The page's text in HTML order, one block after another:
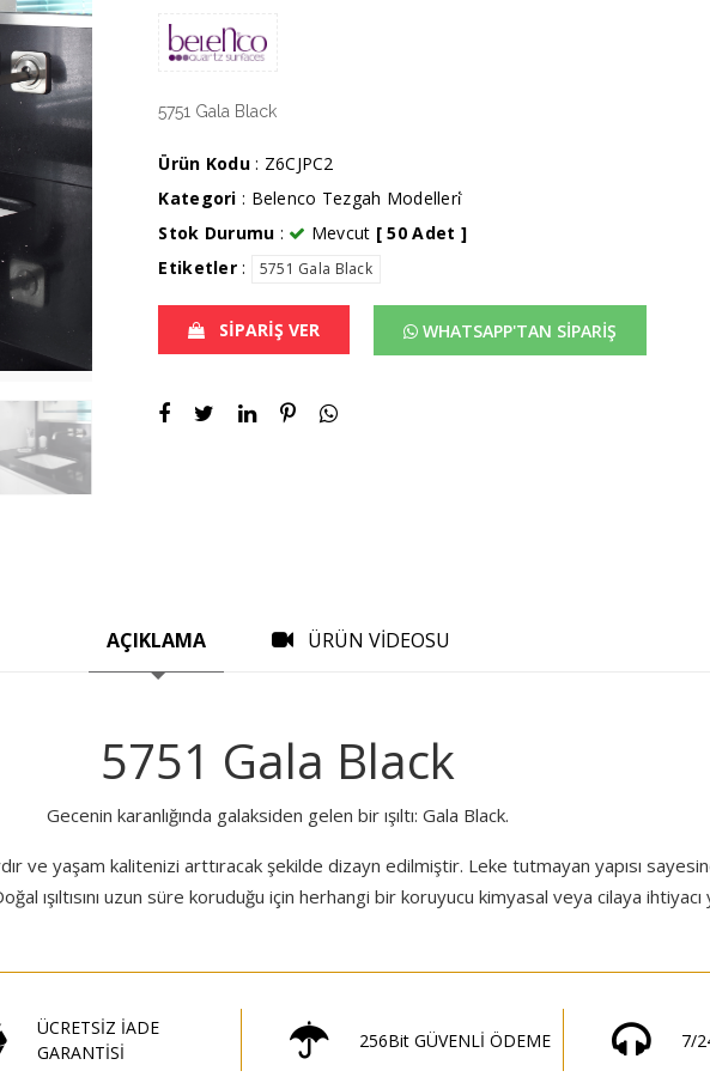
5751 Gala Black
Ürün Kodu: Z6CJPC2
Kategori : Belenco Tezgah Modelleri̇̇
Stok Durumu : Mevcut [ 50 Adet ]
Etiketler: 5751 Gala Black
SİPARİŞ VER WHATSAPP'TAN SİPARİŞ
AÇIKLAMA ÜRÜN VİDEOSU
5751 Gala Black
Gecenin karanlığında galaksiden gelen bir ışıltı: Gala Black.
ve yaşam kalitenizi arttıracak şekilde dizayn edilmiştir. Leke tutmayan yapısı
ışıltısını uzun süre koruduğu için herhangi bir koruyucu kimyasal veya cilaya
ÜCRETSİZ İADE
GARANTİSİ
256Bit GÜVENLİ ÖDEME 7/